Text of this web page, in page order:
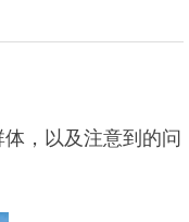
，以及注意到的问